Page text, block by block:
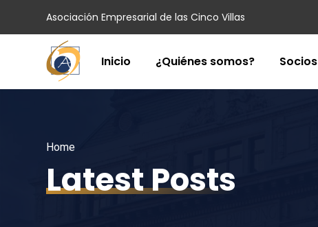
Asociación Empresarial de las Cinco Villas
Inicio ¿Quiénes somos? Socios
Home
Latest Posts